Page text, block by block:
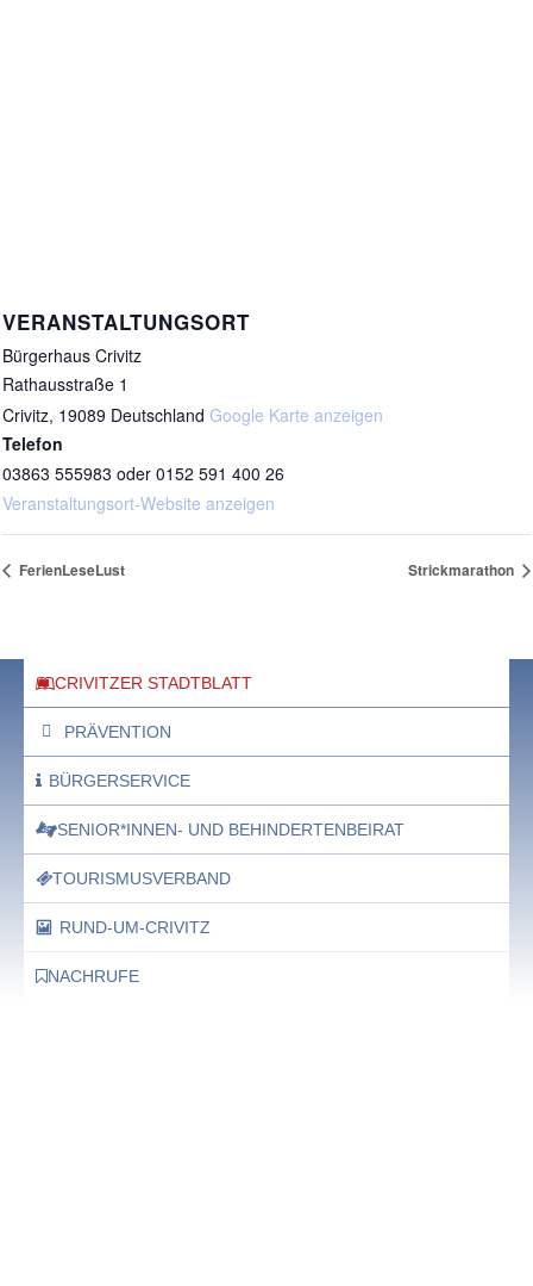
VERANSTALTUNGSORT
Bürgerhaus Crivitz
Rathausstraße 1
Crivitz, 19089 Deutschland Google Karte anzeigen
Telefon
03863 555983 oder 0152 591 400 26
Veranstaltungsort-Website anzeigen
FerienLeseLust Strickmarathon
CRIVITZER STADTBLATT
PRÄVENTION
BÜRGERSERVICE
SENIOR*INNEN- UND BEHINDERTENBEIRAT
TOURISMUSVERBAND
RUND-UM-CRIVITZ
NACHRUFE